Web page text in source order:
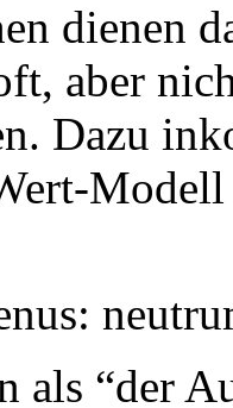
dienen
aber
Dazu
als “der